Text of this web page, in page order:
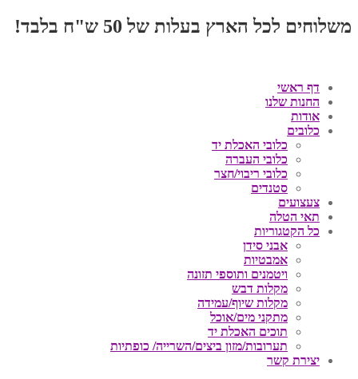
משלוחים לכל הארץ בעלות של 50 ש"ח בלבד!
דף ראשי
החנות שלנו
אודות
כלובים
כלובי האכלת יד
כלובי העברה
כלובי ריבוי/חצר
סטנדים
צעצועים
תאי הטלה
כל הקטגוריות
אבני סידן
אמבטיות
ויטמנים ותוספי תזונה
מקלות דבש
מקלות שיוף/עמידה
מתקני מים/אוכל
תוכים האכלת יד
תערובות/מזון ביצים/השרייה/ כופתיות
יצירת קשר